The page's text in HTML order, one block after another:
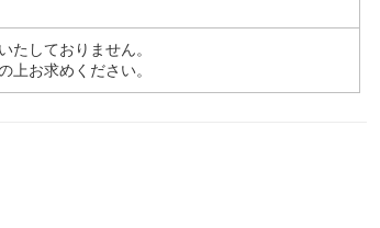
しておりません。
上お求めください。